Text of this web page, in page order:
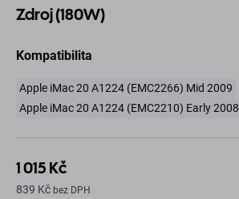
Zdroj (180W)
Kompatibilita
Apple iMac 20 A1224 (EMC2266) Mid 2009
Apple iMac 20 A1224 (EMC2210) Early 2008
1 015 Kč
839 Kč bez DPH